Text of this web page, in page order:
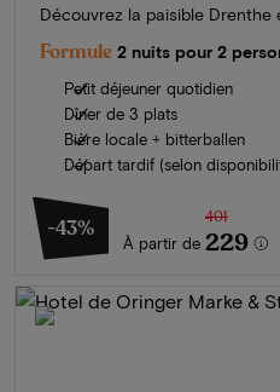
Découvrez la paisible Drenthe
Formule 2 nuits pour 2
Petit déjeuner quotidien
Dîner de 3 plats
Bière locale + bitterballen
Départ tardif (selon
-43%
À partir de
401
229